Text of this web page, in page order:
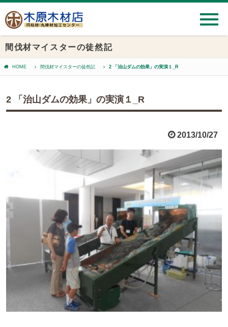
間伐材マイスターの徒然記
HOME 間伐材マイスターの徒然記 2 「治山ダムの効果」の実演１_R
2 「治山ダムの効果」の実演１_R
2013/10/27